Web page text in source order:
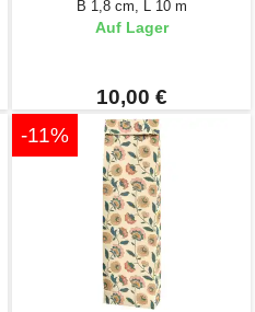
B 1,8 cm, L 10 m
Auf Lager
10,00 €
-11%